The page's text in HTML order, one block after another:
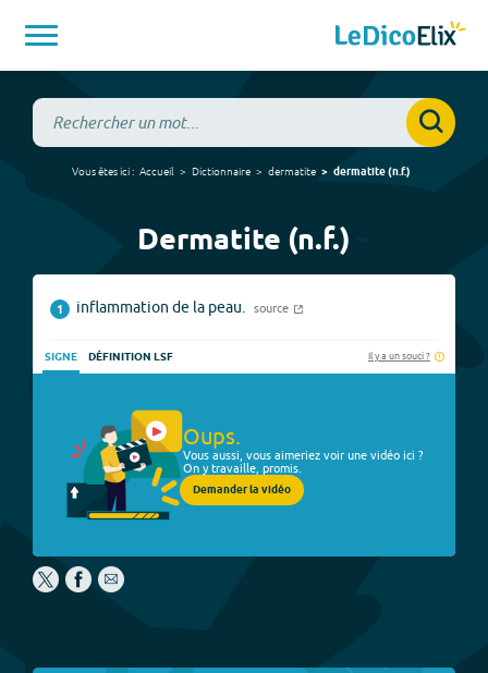
Vous êtes ici : Accueil Dictionnaire dermatite dermatite(n.f.)
Dermatite (n.f.)
1 inflammation de la peau. source
SIGNE DÉFINITION LSF Il y a un souci ?
Oups.
Vous aussi, vous aimeriez voir une vidéo ici ?
On y travaille, promis.
Demander la vidéo